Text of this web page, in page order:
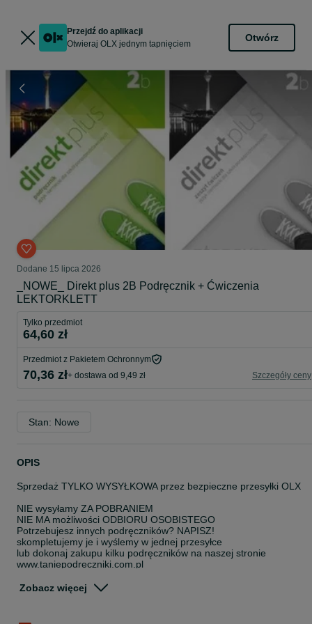
Przejdź do aplikacji
Otwieraj OLX jednym tapnięciem
Otwórz
Dodane 15 lipca 2026
_NOWE_ Direkt plus 2B Podręcznik + Ćwiczenia
LEKTORKLETT
Tylko przedmiot
64,60 zł
Przedmiot z Pakietem Ochronnym
70,36 zł+ dostawa od 9,49 zł Szczegóły ceny
Stan: Nowe
OPIS
Sprzedaż TYLKO WYSYŁKOWA przez bezpieczne przesyłki OLX
NIE wysyłamy ZA POBRANIEM
NIE MA możliwości ODBIORU OSOBISTEGO
Potrzebujesz innych podręczników? NAPISZ!
skompletujemy je i wyślemy w jednej przesyłce
lub dokonaj zakupu kilku podręczników na naszej stronie
www.taniepodreczniki.com.pl
DIREKT PLUS 2B Podręcznik + DIREKT PLUS 2B Zeszyt ćwiczeń
Zobacz więcej